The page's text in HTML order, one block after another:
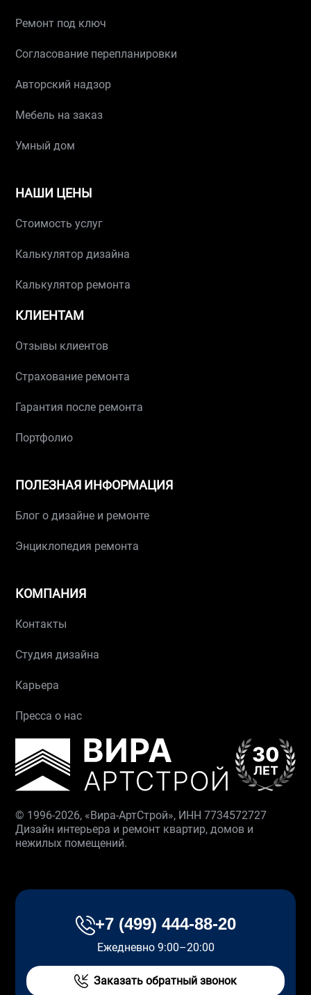
Ремонт под ключ
Согласование перепланировки
Авторский надзор
Мебель на заказ
Умный дом
НАШИ ЦЕНЫ
Стоимость услуг
Калькулятор дизайна
Калькулятор ремонта
КЛИЕНТАМ
Отзывы клиентов
Страхование ремонта
Гарантия после ремонта
Портфолио
ПОЛЕЗНАЯ ИНФОРМАЦИЯ
Блог о дизайне и ремонте
Энциклопедия ремонта
КОМПАНИЯ
Контакты
Студия дизайна
Карьера
Пресса о нас
© 1996-2026, «Вира-АртСтрой», ИНН 7734572727
Дизайн интерьера и ремонт квартир, домов и
нежилых помещений.
+7 (499) 444-88-20
Ежедневно 9:00–20:00
Заказать обратный звонок